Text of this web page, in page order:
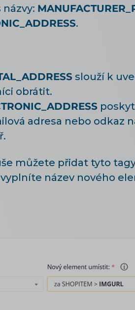
.
slouží k
obrátit.
adresa nebo odkaz
můžete přidat tyto
název nového